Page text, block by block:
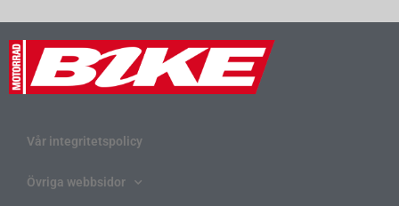
Vår integritetspolicy
Övriga webbsidor